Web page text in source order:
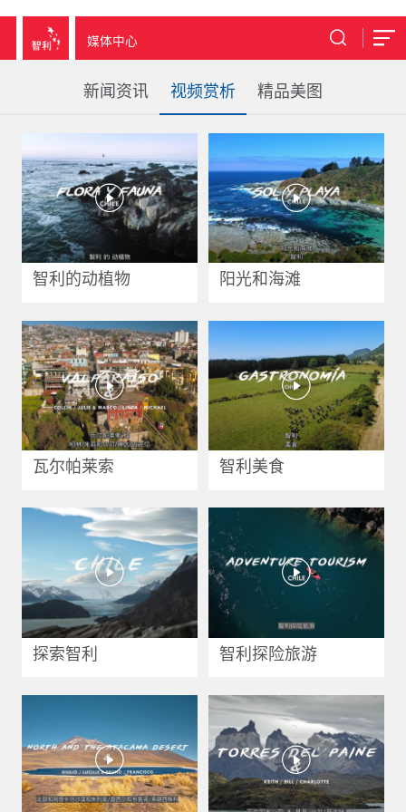
媒体中心
新闻资讯 视频赏析 精品美图
智利的动植物 阳光和海滩
瓦尔帕莱索 智利美食
探索智利 智利探险旅游